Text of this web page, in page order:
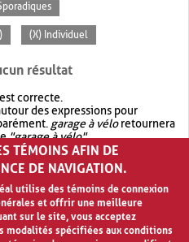
(X) Individuel
résultat
correcte.
des expressions pour
garage à véloretournera
"garage à vélo".
avec OR.garage OR vélo
résultat quegarage à vélo
TÉMOINS AFIN DE
DE NAVIGATION.
utilise des témoins de connexion
et offrir une meilleure
sur le site, vous acceptez
modalités spécifiées aux conditions